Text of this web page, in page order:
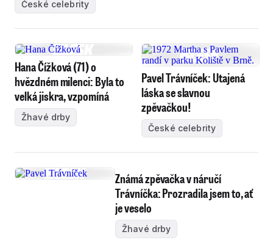
České celebrity
Hana Čížková (71) o
hvězdném milenci: Byla to
velká jiskra, vzpomíná
Žhavé drby
Pavel Trávníček: Utajená
láska se slavnou
zpěvačkou!
České celebrity
Známá zpěvačka v náručí
Trávníčka: Prozradila jsem to, ať
je veselo
Žhavé drby